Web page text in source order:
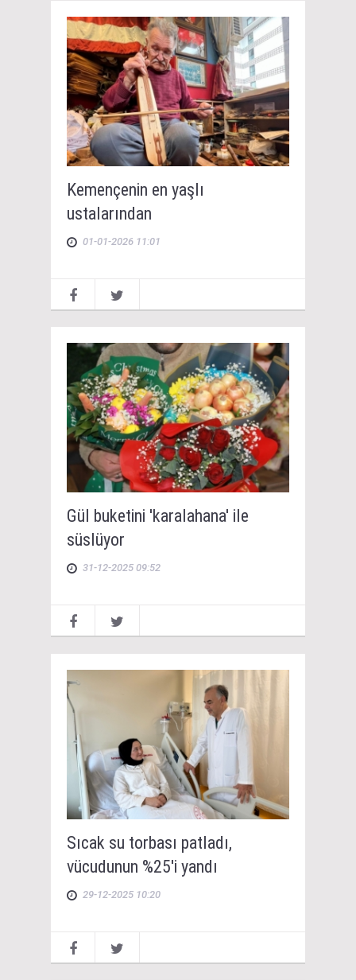
Kemençenin en yaşlı
ustalarından
01-01-2026 11:01
Gül buketini 'karalahana' ile
süslüyor
31-12-2025 09:52
Sıcak su torbası patladı,
vücudunun %25'i yandı
29-12-2025 10:20